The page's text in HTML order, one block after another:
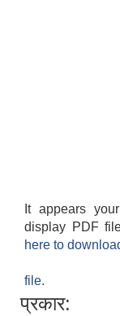
It appears
display PDF
here to
file.
प्रकार: